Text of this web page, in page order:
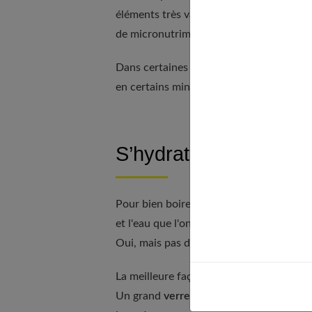
éléments très variables d'une eau à
de micronutriments.
Dans certaines circonstances ou à des
en certains minéraux, comme
S’hydrater avant
Pour bien boire, il faut
et l'eau que l'on absorbe pour l'étancher
Oui, mais pas d'une seule traite, pour
La meilleure façon reste donc de
Un grand verre à jeun le matin
pour